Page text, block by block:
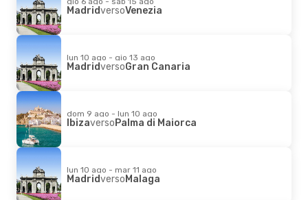
MadridversoVenezia
lun 10 ago - gio 13 ago
MadridversoGran Canaria
dom 9 ago - lun 10 ago
IbizaversoPalma di Maiorca
lun 10 ago - mar 11 ago
MadridversoMalaga